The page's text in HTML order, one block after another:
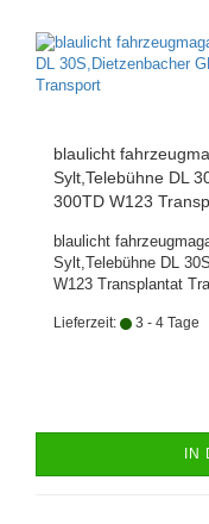
blaulicht
Sylt,Telebühne DL
300TD W123
blaulicht
Sylt,Telebühne DL
W123 Transplantat
Lieferzeit: 3 - 4 Tage